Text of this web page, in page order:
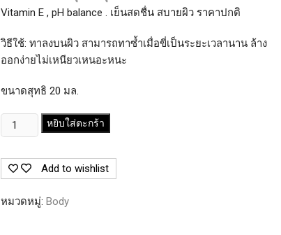
Vitamin E , pH balance . เย็นสดชื่น สบายผิว ราคาปกติ
วิธีใช้: ทาลงบนผิว สามารถทาซ้ำเมื่อขี่เป็นระยะเวลานาน ล้าง
ออกง่ายไม่เหนียวเหนอะหนะ
ขนาดสุทธิ 20 มล.
จำนวน
BIGSPRAY
CREAM
ลด
หยิบใส่ตะกร้า
Add to wishlist
หมวดหมู่: Body